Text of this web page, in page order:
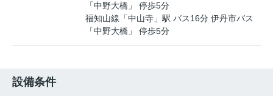
「中野大橋」 停歩5分
福知山線 「中山寺 」駅 バス16分 伊丹市バス
「中野大橋」 停歩5分
設備条件